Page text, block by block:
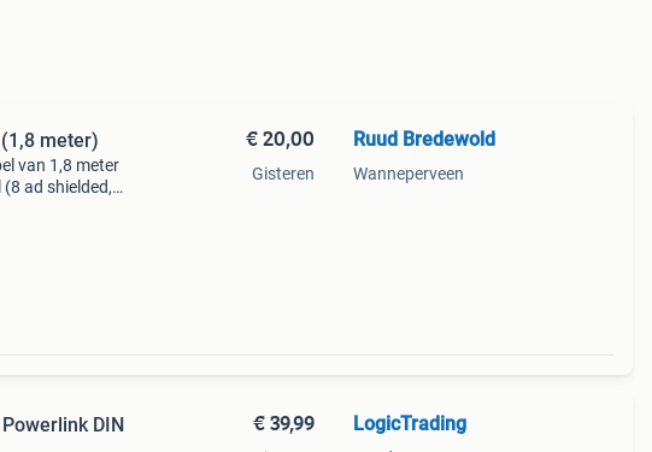
meter)
van 1,8 meter
ad shielded,
€ 20,00
Gisteren
Ruud Bredewold
Wanneperveen
DIN
€ 39,99 LogicTrading